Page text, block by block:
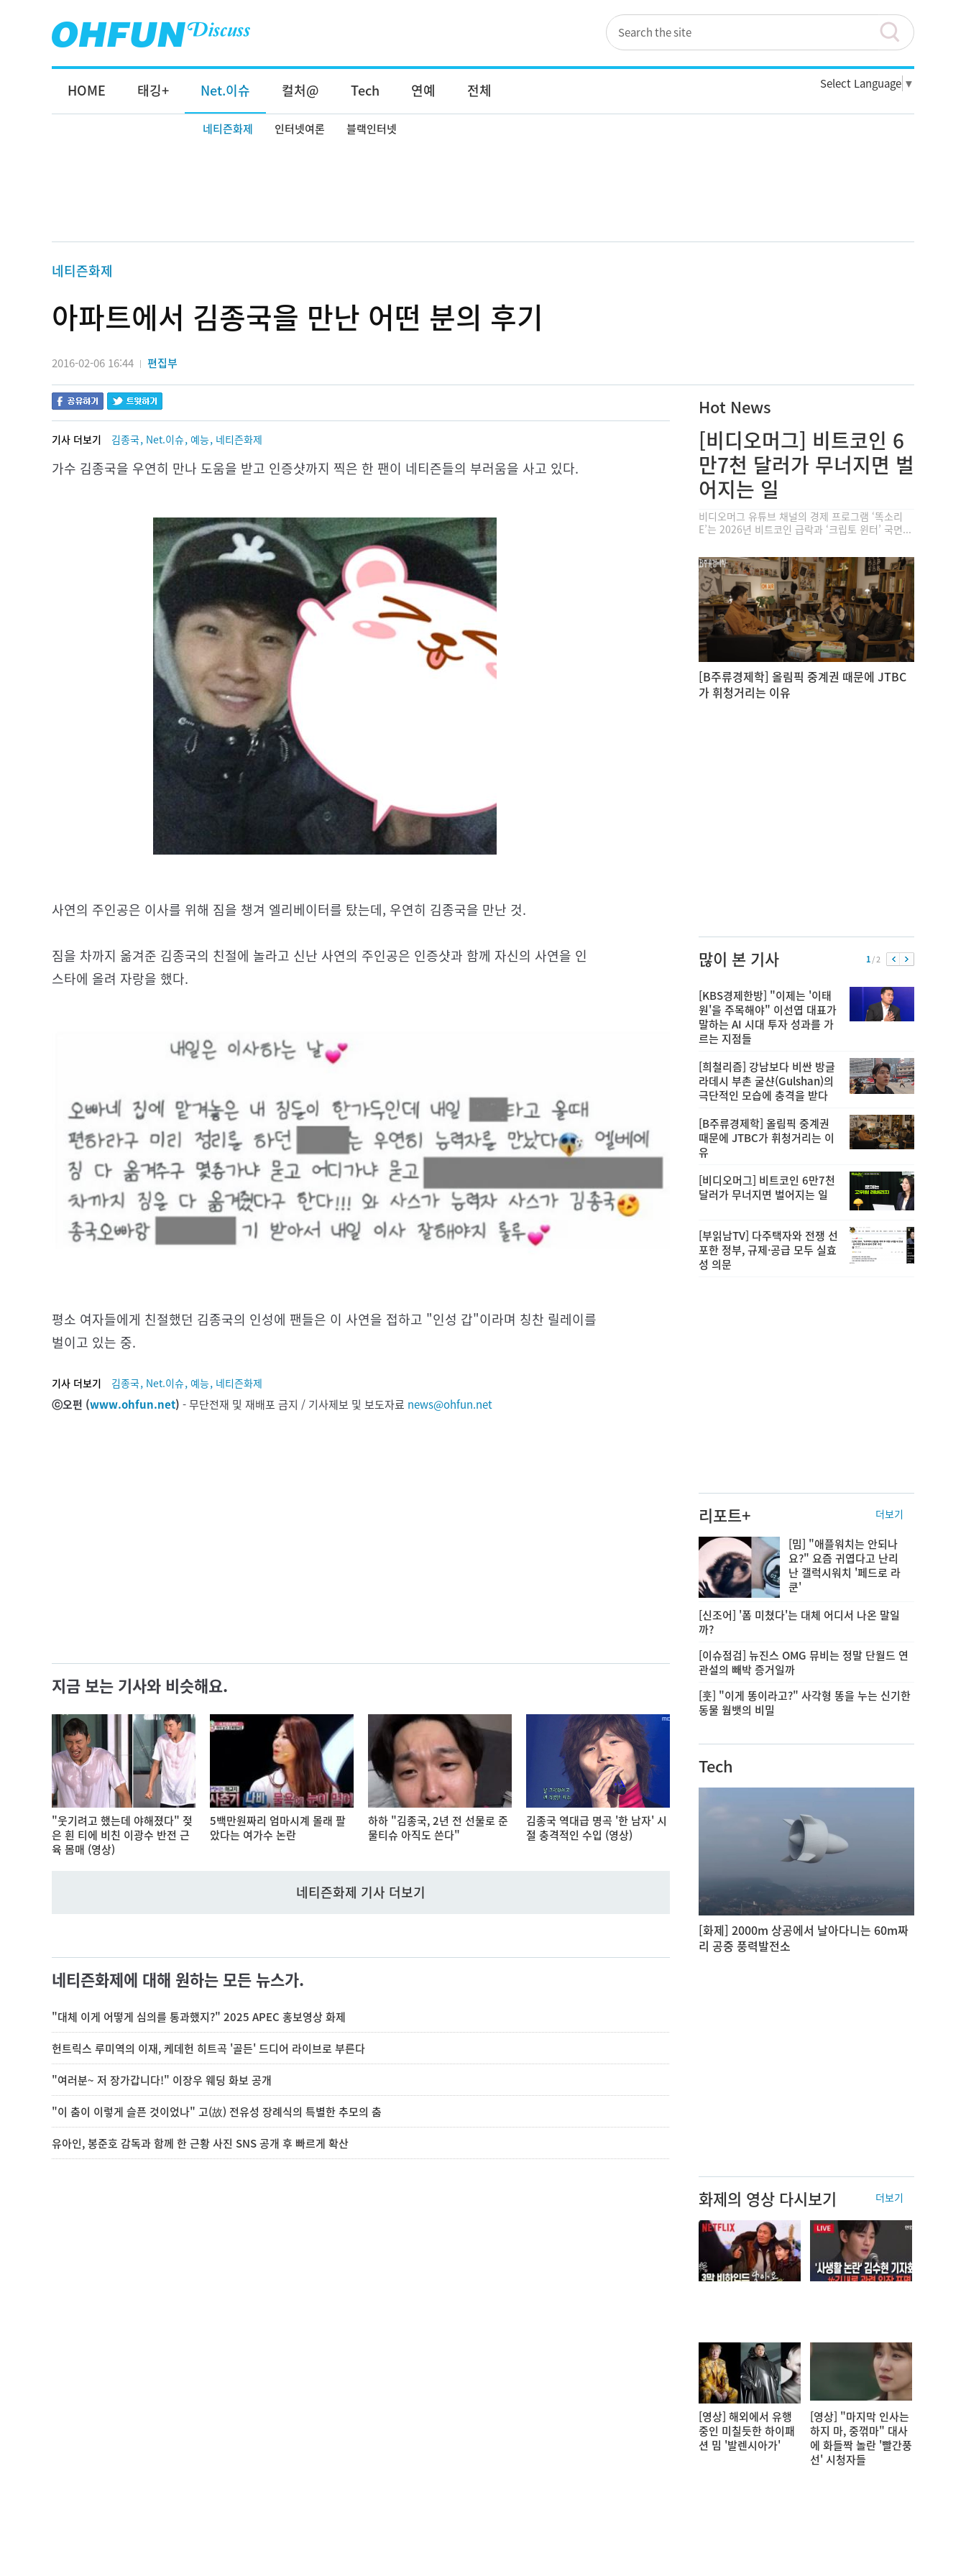
HOME 태깅+ Net.이슈
네티즌화제 인터넷여론 블랙인터넷
컬처@ Tech 연예 전체 Select Language ▼
네티즌화제
아파트에서 김종국을 만난 어떤 분의 후기
2016-02-06 16:44 | 편집부
기사 더보기 김종국, Net.이슈, 예능, 네티즌화제
가수 김종국을 우연히 만나 도움을 받고 인증샷까지 찍은 한 팬이 네티즌들의 부러움을 사고 있다.
사연의 주인공은 이사를 위해 짐을 챙겨 엘리베이터를 탔는데, 우연히 김종국을 만난 것.
짐을 차까지 옮겨준 김종국의 친절에 놀라고 신난 사연의 주인공은 인증샷과 함께 자신의 사연을 인
스타에 올려 자랑을 했다.
평소 여자들에게 친절했던 김종국의 인성에 팬들은 이 사연을 접하고 "인성 갑"이라며 칭찬 릴레이를
벌이고 있는 중.
기사 더보기 김종국, Net.이슈, 예능, 네티즌화제
ⓒ오펀 (www.ohfun.net) - 무단전재 및 재배포 금지 / 기사제보 및 보도자료 news@ohfun.net
지금 보는 기사와 비슷해요.
"웃기려고 했는데 야해졌다" 젖
은 흰 티에 비친 이광수 반전 근
육 몸매 (영상)
5백만원짜리 엄마시계 몰래 팔
았다는 여가수 논란
하하 "김종국, 2년 전 선물로 준
물티슈 아직도 쓴다"
김종국 역대급 명곡 '한 남자' 시
절 충격적인 수입 (영상)
네티즌화제 기사 더보기
네티즌화제에 대해 원하는 모든 뉴스가.
"대체 이게 어떻게 심의를 통과했지?" 2025 APEC 홍보영상 화제
헌트릭스 루미역의 이재, 케데헌 히트곡 '골든' 드디어 라이브로 부른다
"여러분~ 저 장가갑니다!" 이장우 웨딩 화보 공개
"이 춤이 이렇게 슬픈 것이었나" 고(故) 전유성 장례식의 특별한 추모의 춤
유아인, 봉준호 감독과 함께 한 근황 사진 SNS 공개 후 빠르게 확산
Hot News
[비디오머그] 비트코인 6
만7천 달러가 무너지면 벌
어지는 일
비디오머그 유튜브 채널의 경제 프로그램 ‘똑소리
E’는 2026년 비트코인 급락과 ‘크립토 윈터’ 국면...
[B주류경제학] 올림픽 중계권 때문에 JTBC
가 휘청거리는 이유
많이 본 기사 1/ 2
[KBS경제한방] "이제는 '이태
원'을 주목해야" 이선엽 대표가
말하는 AI 시대 투자 성과를 가
르는 지점들
[희철리즘] 강남보다 비싼 방글
라데시 부촌 굴샨(Gulshan)의
극단적인 모습에 충격을 받다
[B주류경제학] 올림픽 중계권
때문에 JTBC가 휘청거리는 이
유
[비디오머그] 비트코인 6만7천
달러가 무너지면 벌어지는 일
[부읽남TV] 다주택자와 전쟁 선
포한 정부, 규제·공급 모두 실효
성 의문
리포트+ 더보기
[밈] "애플워치는 안되나
요?" 요즘 귀엽다고 난리
난 갤럭시워치 '페드로 라
쿤'
[신조어] '폼 미쳤다'는 대체 어디서 나온 말일
까?
[이슈점검] 뉴진스 OMG 뮤비는 정말 단월드 연
관설의 빼박 증거일까
[훗] "이게 똥이라고?" 사각형 똥을 누는 신기한
동물 웜뱃의 비밀
Tech
[화제] 2000m 상공에서 날아다니는 60m짜
리 공중 풍력발전소
화제의 영상 다시보기 더보기
[영상] 해외에서 유행
중인 미칠듯한 하이패
션 밈 '발렌시아가'
[영상] "마지막 인사는
하지 마, 중꺾마" 대사
에 화들짝 놀란 '빨간풍
선' 시청자들